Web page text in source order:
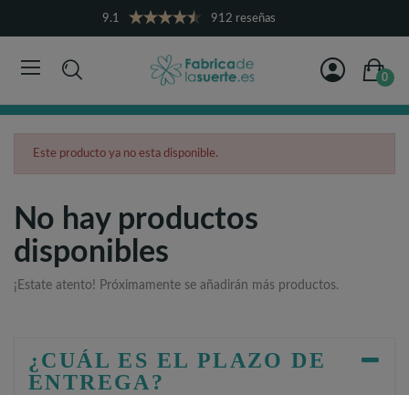
9.1 912 reseñas
0
Este producto ya no esta disponible.
No hay productos
disponibles
¡Estate atento! Próximamente se añadirán más productos.
¿CUÁL ES EL PLAZO DE
ENTREGA?